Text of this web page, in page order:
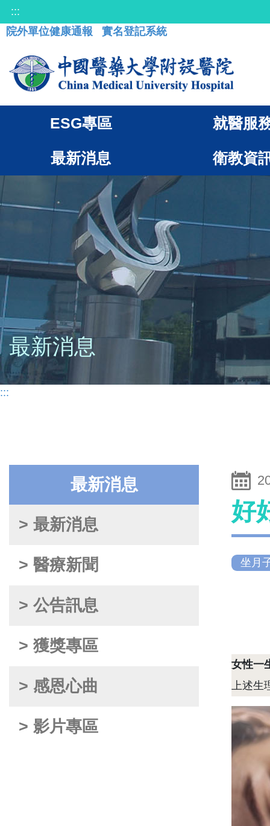
:::
院外單位健康通報
實名登記系統
ESG專區 就醫服
最新消息 衛教資
最新消息
:::
最新消息
> 最新消息
> 醫療新聞
> 公告訊息
> 獲獎專區
> 感恩心曲
> 影片專區
好
坐月
女性一
上述生